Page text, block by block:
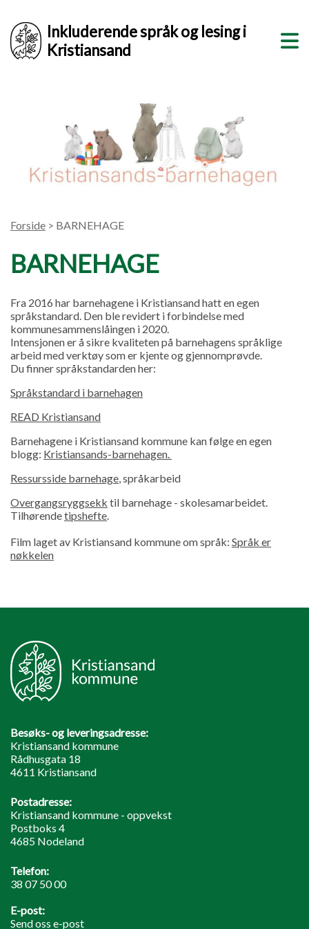
Inkluderende språk og lesing i
Kristiansand
Forside > BARNEHAGE
BARNEHAGE
Fra 2016 har barnehagene i Kristiansand hatt en egen
språkstandard. Den ble revidert i forbindelse med
kommunesammenslåingen i 2020.
Intensjonen er å sikre kvaliteten på barnehagens språklige
arbeid med verktøy som er kjente og gjennomprøvde.
Du finner språkstandarden her:
Språkstandard i barnehagen
READ Kristiansand
Barnehagene i Kristiansand kommune kan følge en egen
blogg: Kristiansands-barnehagen.
Ressursside barnehage , språkarbeid
Overgangsryggsekk til barnehage - skolesamarbeidet.
Tilhørendetipshefte
Film laget av Kristiansand kommune om språk: Språk er
nøkkelen
Besøks- og leveringsadresse:
Kristiansand kommune
Rådhusgata 18
4611 Kristiansand
Postadresse:
Kristiansand kommune - oppvekst
Postboks 4
4685 Nodeland
Telefon:
38 07 50 00
E-post:
Send oss e-post